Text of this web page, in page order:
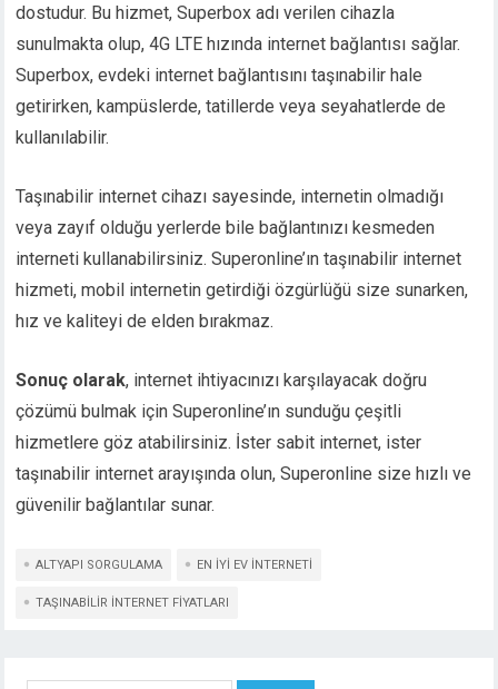
dostudur. Bu hizmet, Superbox adı verilen cihazla
sunulmakta olup, 4G LTE hızında internet bağlantısı sağlar.
Superbox, evdeki internet bağlantısını taşınabilir hale
getirirken, kampüslerde, tatillerde veya seyahatlerde de
kullanılabilir.
Taşınabilir internet cihazı sayesinde, internetin olmadığı
veya zayıf olduğu yerlerde bile bağlantınızı kesmeden
interneti kullanabilirsiniz. Superonline’ın taşınabilir internet
hizmeti, mobil internetin getirdiği özgürlüğü size sunarken,
hız ve kaliteyi de elden bırakmaz.
Sonuç olarak, internet ihtiyacınızı karşılayacak doğru
çözümü bulmak için Superonline’ın sunduğu çeşitli
hizmetlere göz atabilirsiniz. İster sabit internet, ister
taşınabilir internet arayışında olun, Superonline size hızlı ve
güvenilir bağlantılar sunar.
ALTYAPI SORGULAMA EN IYI EV INTERNETI
TAŞINABILIR INTERNET FIYATLARI